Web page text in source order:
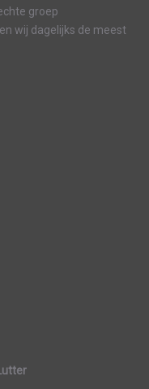
groep
wij dagelijks de meest